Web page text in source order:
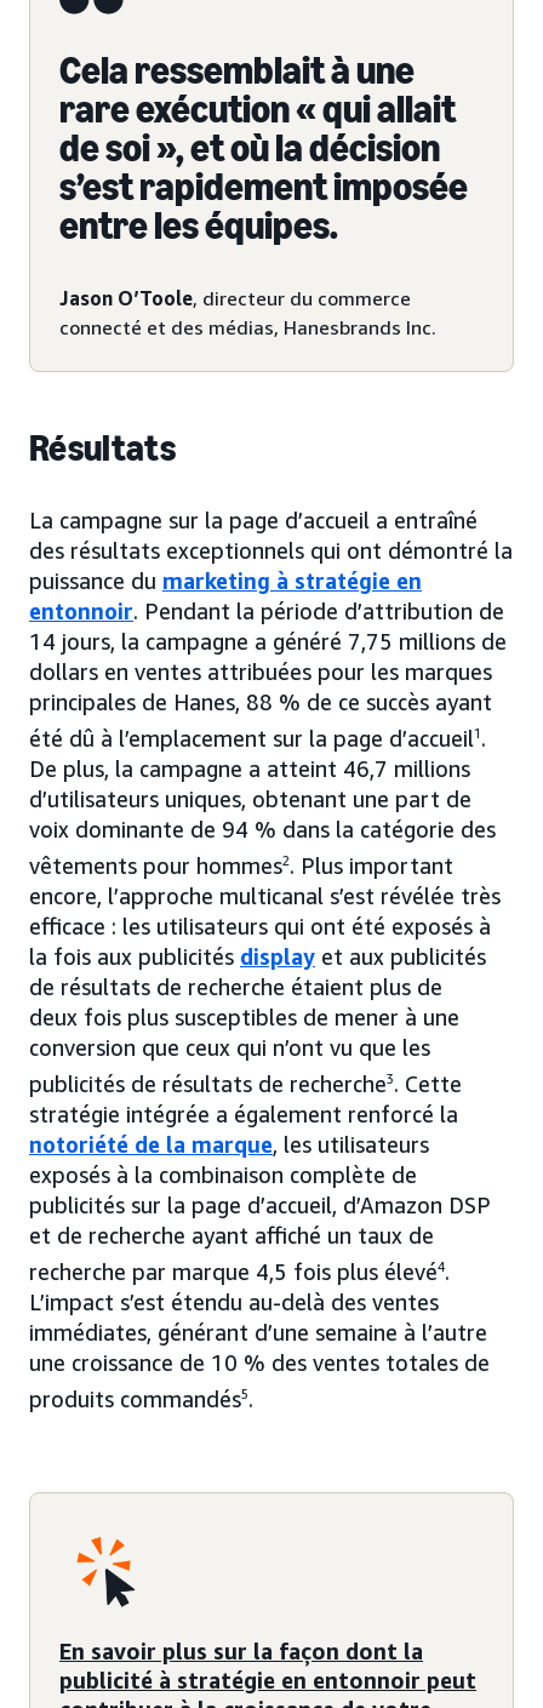
Cela ressemblait à une
rare exécution « qui allait
de soi », et où la décision
s’est rapidement imposée
entre les équipes.
Jason O’Toole, directeur du commerce
connecté et des médias, Hanesbrands Inc.
Résultats
La campagne sur la page d’accueil a entraîné
des résultats exceptionnels qui ont démontré la
puissance du marketing à stratégie en
entonnoir. Pendant la période d’attribution de
14 jours, la campagne a généré 7,75 millions de
dollars en ventes attribuées pour les marques
principales de Hanes, 88 % de ce succès ayant
été dû à l’emplacement sur la page d’accueil1 .
De plus, la campagne a atteint 46,7 millions
d’utilisateurs uniques, obtenant une part de
voix dominante de 94 % dans la catégorie des
vêtements pour hommes2. Plus important
encore, l’approche multicanal s’est révélée très
efficace : les utilisateurs qui ont été exposés à
la fois aux publicités display et aux publicités
de résultats de recherche étaient plus de
deux fois plus susceptibles de mener à une
conversion que ceux qui n’ont vu que les
publicités de résultats de recherche3. Cette
stratégie intégrée a également renforcé la
notoriété de la marque, les utilisateurs
exposés à la combinaison complète de
publicités sur la page d’accueil, d’Amazon DSP
et de recherche ayant affiché un taux de
recherche par marque 4,5 fois plus élevé4.
L’impact s’est étendu au-delà des ventes
immédiates, générant d’une semaine à l’autre
une croissance de 10 % des ventes totales de
produits commandés5.
En savoir plus sur la façon dont la
publicité à stratégie en entonnoir peut